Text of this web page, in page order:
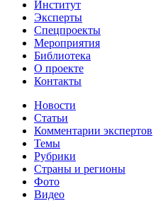
Институт
Эксперты
Спецпроекты
Мероприятия
Библиотека
О проекте
Контакты
Новости
Статьи
Комментарии экспертов
Темы
Рубрики
Страны и регионы
Фото
Видео